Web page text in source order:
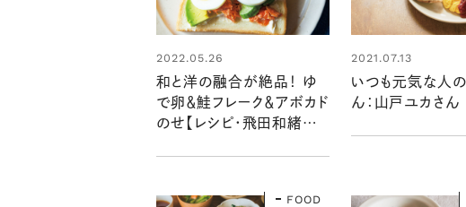
2022.05.26
和と洋の融合が絶品！ ゆ
で卵＆鮭フレーク＆アボカド
のせ【レシピ・飛田和緒さ
2021.07.13
いつも元気な人
ん：山戸ユカさん
FOOD